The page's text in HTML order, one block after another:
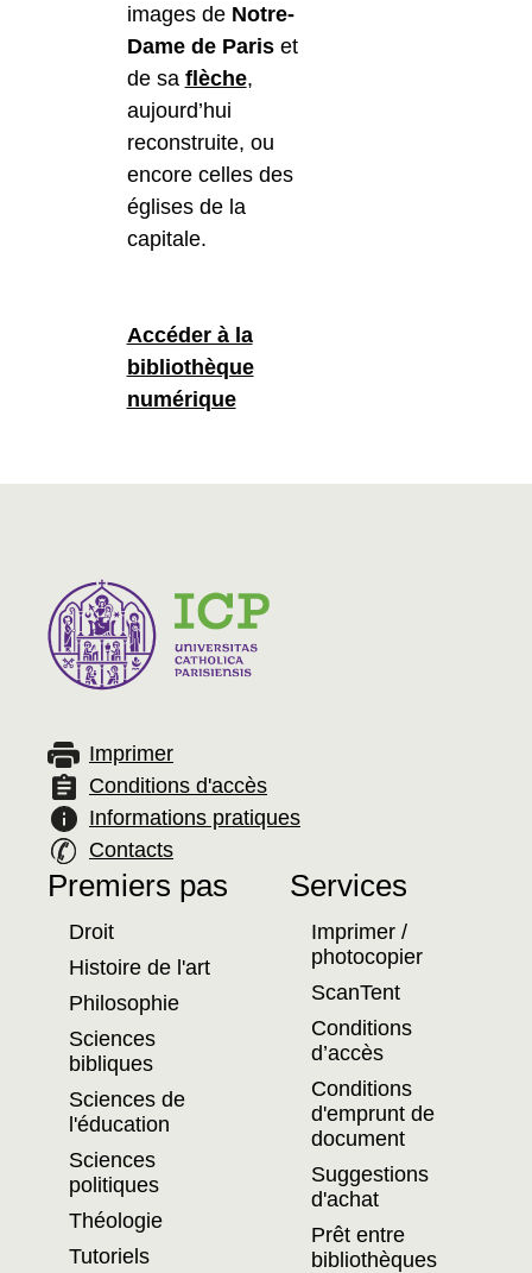
images de Notre-
Dame de Pariset
de sa flèche,
aujourd’hui
reconstruite, ou
encore celles des
églises de la
capitale.
Accéder à la
bibliothèque
numérique
Imprimer
Conditions d'accès
Informations pratiques
Contacts
Plan
du
site
Premiers pas
Droit
Histoire de l'art
Philosophie
Sciences
bibliques
Sciences de
l'éducation
Sciences
politiques
Théologie
Tutoriels
Services
Imprimer /
photocopier
ScanTent
Conditions
d’accès
Conditions
d'emprunt de
document
Suggestions
d'achat
Prêt entre
bibliothèques